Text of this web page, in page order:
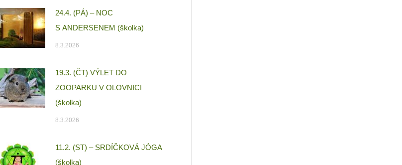
24.4. (PÁ) – NOC
S ANDERSENEM (školka)
8.3.2026
19.3. (ČT) VÝLET DO
ZOOPARKU V OLOVNICI
(školka)
8.3.2026
11.2. (ST) – SRDÍČKOVÁ JÓGA
(školka)